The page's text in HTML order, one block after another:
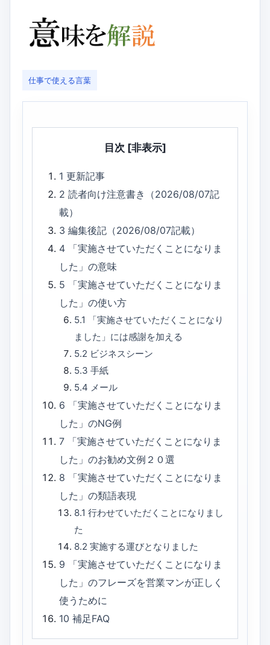
仕事で使える言葉
目次 [非表示]
1更新記事
2読者向け注意書き（2026/08/07記
載）
3編集後記（2026/08/07記載）
4
「実施させていただくことになりま
した」の意味
5
「実施させていただくことになりま
した」の使い方
5.1
「実施させていただくことになり
ました」には感謝を加える
5.2 ビジネスシーン
5.3 手紙
5.4 メール
6
「実施させていただくことになりま
した」のNG例
7
「実施させていただくことになりま
した」のお勧め文例２０選
8
「実施させていただくことになりま
した」の類語表現
8.1 行わせていただくことになりまし
た
8.2 実施する運びとなりました
9
「実施させていただくことになりま
した」のフレーズを営業マンが正しく
使うために
10補足FAQ